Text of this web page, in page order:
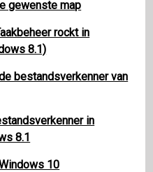
gewenste map
rockt in
8.1)
bestandsverkenner van
in
8.1
10